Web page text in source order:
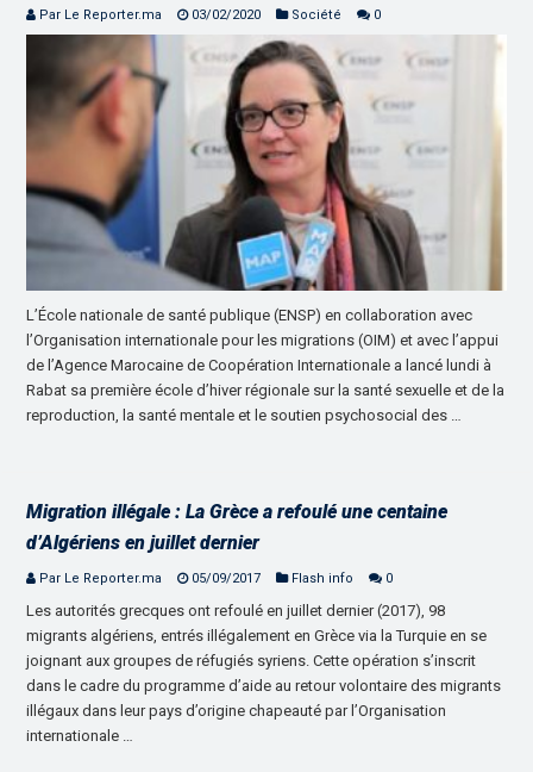
Par Le Reporter.ma 03/02/2020 Société 0
L’École nationale de santé publique (ENSP) en collaboration avec
l’Organisation internationale pour les migrations (OIM) et avec l’appui
de l’Agence Marocaine de Coopération Internationale a lancé lundi à
Rabat sa première école d’hiver régionale sur la santé sexuelle et de la
reproduction, la santé mentale et le soutien psychosocial des …
Migration illégale : La Grèce a refoulé une centaine
d’Algériens en juillet dernier
Par Le Reporter.ma 05/09/2017 Flash info 0
Les autorités grecques ont refoulé en juillet dernier (2017), 98
migrants algériens, entrés illégalement en Grèce via la Turquie en se
joignant aux groupes de réfugiés syriens. Cette opération s’inscrit
dans le cadre du programme d’aide au retour volontaire des migrants
illégaux dans leur pays d’origine chapeauté par l’Organisation
internationale …